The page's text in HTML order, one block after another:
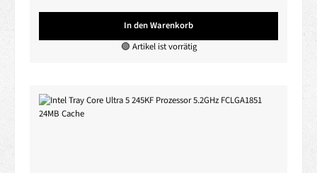
In den Warenkorb
🟢 Artikel ist vorrätig